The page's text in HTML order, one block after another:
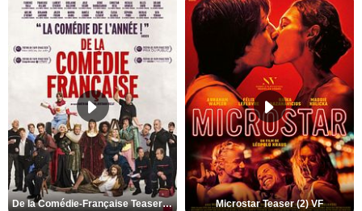
De la Comédie-Française Teaser (3) VF Microstar Teaser (2) VF